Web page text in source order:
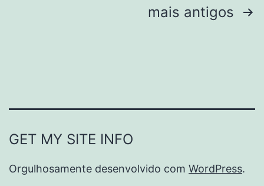
mais antigos
GET MY SITE INFO
Orgulhosamente desenvolvido com WordPress.